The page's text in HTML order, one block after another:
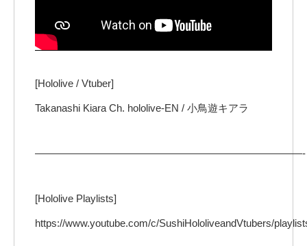
[Hololive / Vtuber]
Takanashi Kiara Ch. hololive-EN / 小鳥遊キアラ
——————————————————————————-
[Hololive Playlists]
https://www.youtube.com/c/SushiHololiveandVtubers/